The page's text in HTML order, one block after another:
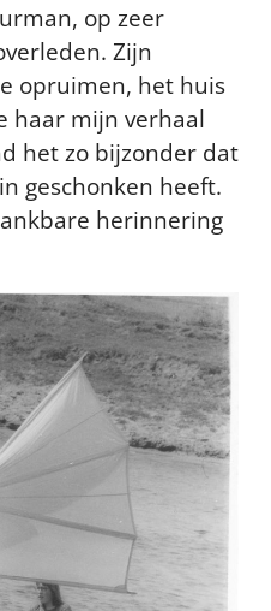
op zeer
Zijn
opruimen, het huis
haar mijn verhaal
het zo bijzonder dat
geschonken heeft.
herinnering